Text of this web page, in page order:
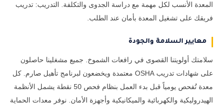
المعدة الأنسب لكل مهمة مع دراسة الجدوى والتكلفة. التدريب: تدريب
فريقك على تشغيل المعدة بأمان عند الطلب.
معايير السلامة والجودة
سلامتك أولويتنا القصوى في رافعات الشموخ. جميع مشغلينا حاصلون
على شهادات تدريب OSHA معتمدة ويخضعون لبرنامج تأهيل صارم. كل
معدة تُفحص يومياً قبل بدء العمل بنظام فحص 50 نقطة يشمل الأنظمة
الهيدروليكية والكهربائية والميكانيكية وأجهزة الأمان. نوفر معدات الحماية